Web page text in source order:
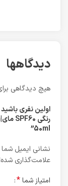
دیدگاهها
هیچ دیدگاهی
اولین نفری
50ml”
نشانی ایمیل
علامت‌گذاری
امتیاز شما*